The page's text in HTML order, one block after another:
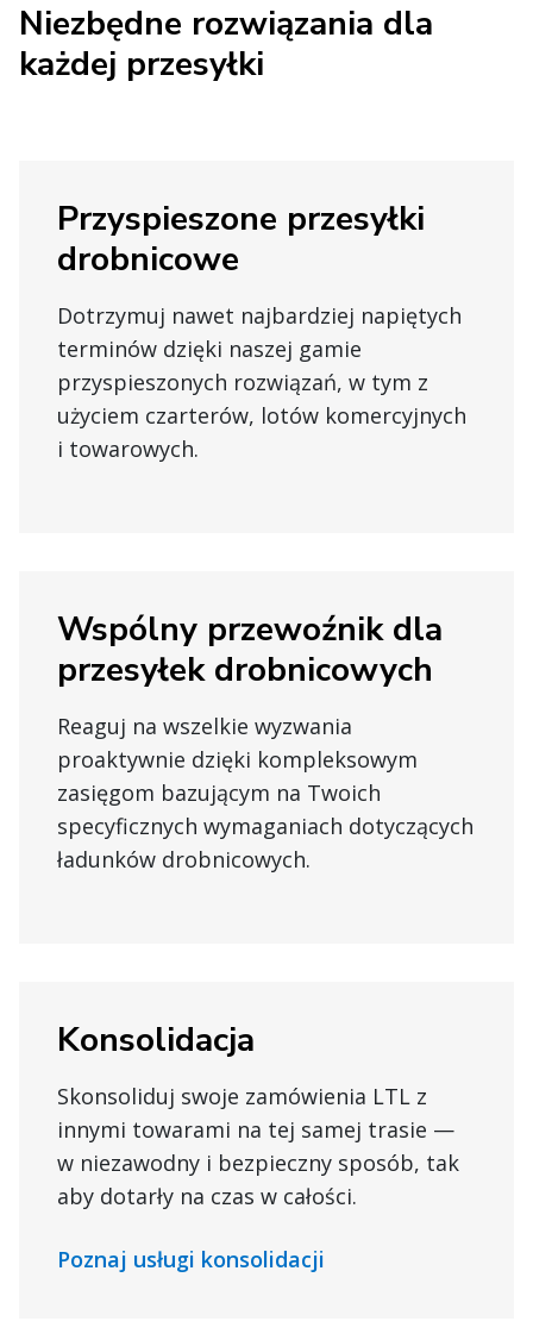
Niezbędne rozwiązania dla
każdej przesyłki
Przyspieszone przesyłki
drobnicowe
Dotrzymuj nawet najbardziej napiętych
terminów dzięki naszej gamie
przyspieszonych rozwiązań, w tym z
użyciem czarterów, lotów komercyjnych
i towarowych.
Wspólny przewoźnik dla
przesyłek drobnicowych
Reaguj na wszelkie wyzwania
proaktywnie dzięki kompleksowym
zasięgom bazującym na Twoich
specyficznych wymaganiach dotyczących
ładunków drobnicowych.
Konsolidacja
Skonsoliduj swoje zamówienia LTL z
innymi towarami na tej samej trasie —
w niezawodny i bezpieczny sposób, tak
aby dotarły na czas w całości.
Poznaj usługi konsolidacji